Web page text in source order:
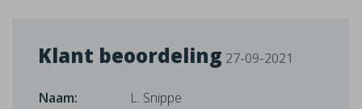
Klant beoordeling 27-09-2021
Naam:
L. Snippe